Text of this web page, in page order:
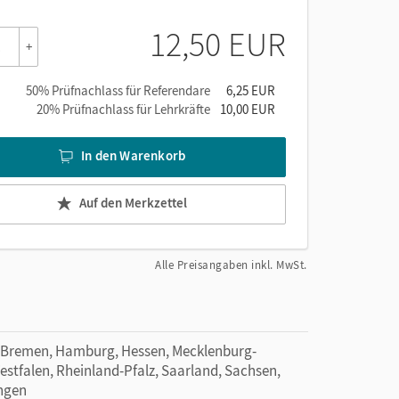
+ 12,50 EUR
50% Prüfnachlass für Referendare
6,25 EUR
20% Prüfnachlass für Lehrkräfte
10,00 EUR
In den Warenkorb
Auf den Merkzettel
Alle Preisangaben inkl. MwSt.
Hamburg, Hessen, Mecklenburg-
Rheinland-Pfalz, Saarland, Sachsen,